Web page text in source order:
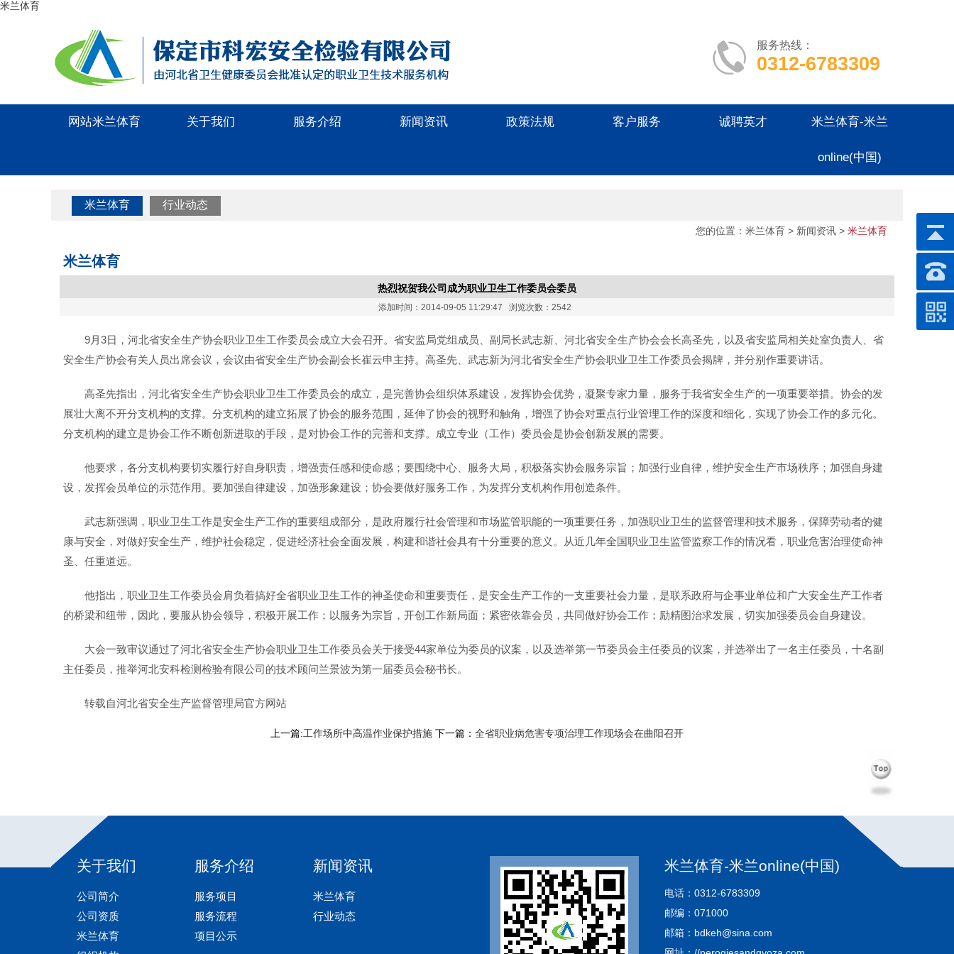
米兰体育
服务热线：
0312-6783309
网站米兰体育 关于我们 服务介绍 新闻资讯 政策法规 客户服务 诚聘英才 米兰体育-米兰
online(中国)
米兰体育 行业动态
您的位置： 米兰体育 > 新闻资讯 > 米兰体育
米兰体育
热烈祝贺我公司成为职业卫生工作委员会委员
添加时间：2014-09-05 11:29:47 浏览次数：2542
9月3日，河北省安全生产协会职业卫生工作委员会成立大会召开。省安监局党组成员、副局长武志新、河北省安全生产协会会长高圣先，以及省安监局相关处室负责人、省
安全生产协会有关人员出席会议，会议由省安全生产协会副会长崔云申主持。高圣先、武志新为河北省安全生产协会职业卫生工作委员会揭牌，并分别作重要讲话。
高圣先指出，河北省安全生产协会职业卫生工作委员会的成立，是完善协会组织体系建设，发挥协会优势，凝聚专家力量，服务于我省安全生产的一项重要举措。协会的发
展壮大离不开分支机构的支撑。分支机构的建立拓展了协会的服务范围，延伸了协会的视野和触角，增强了协会对重点行业管理工作的深度和细化，实现了协会工作的多元化。
分支机构的建立是协会工作不断创新进取的手段，是对协会工作的完善和支撑。成立专业（工作）委员会是协会创新发展的需要。
他要求，各分支机构要切实履行好自身职责，增强责任感和使命感；要围绕中心、服务大局，积极落实协会服务宗旨；加强行业自律，维护安全生产市场秩序；加强自身建
设，发挥会员单位的示范作用。要加强自律建设，加强形象建设；协会要做好服务工作，为发挥分支机构作用创造条件。
武志新强调，职业卫生工作是安全生产工作的重要组成部分，是政府履行社会管理和市场监管职能的一项重要任务，加强职业卫生的监督管理和技术服务，保障劳动者的健
康与安全，对做好安全生产，维护社会稳定，促进经济社会全面发展，构建和谐社会具有十分重要的意义。从近几年全国职业卫生监管监察工作的情况看，职业危害治理使命神
圣、任重道远。
他指出，职业卫生工作委员会肩负着搞好全省职业卫生工作的神圣使命和重要责任，是安全生产工作的一支重要社会力量，是联系政府与企事业单位和广大安全生产工作者
的桥梁和纽带，因此，要服从协会领导，积极开展工作；以服务为宗旨，开创工作新局面；紧密依靠会员，共同做好协会工作；励精图治求发展，切实加强委员会自身建设。
大会一致审议通过了河北省安全生产协会职业卫生工作委员会关于接受44家单位为委员的议案，以及选举第一节委员会主任委员的议案，并选举出了一名主任委员，十名副
主任委员，推举河北安科检测检验有限公司的技术顾问兰景波为第一届委员会秘书长。
转载自河北省安全生产监督管理局官方网站
上一篇:工作场所中高温作业保护措施 下一篇： 全省职业病危害专项治理工作现场会在曲阳召开
关于我们
公司简介
公司资质
米兰体育
服务介绍
服务项目
服务流程
项目公示
新闻资讯
米兰体育
行业动态
米兰体育-米兰online(中国)
电话：0312-6783309
邮编：071000
邮箱：bdkeh@sina.com